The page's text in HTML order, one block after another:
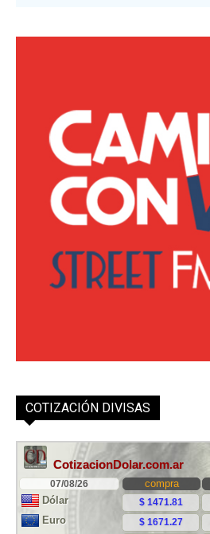
COTIZACIÓN DIVISAS